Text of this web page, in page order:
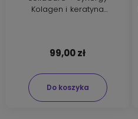
Kolagen i keratyna
99,00 zł
Do koszyka